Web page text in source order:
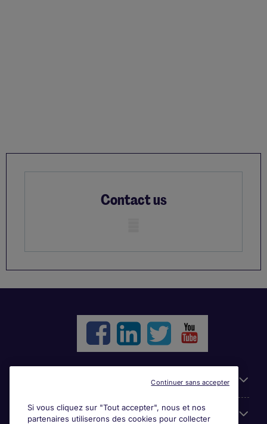
Contact us
Parcourir nos offres
Si vous cliquez sur "Tout accepter", nous et nos
partenaires utiliserons des cookies pour collecter
Continuer sans accepter